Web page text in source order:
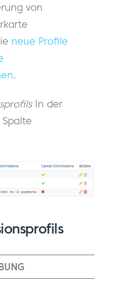
von
neue Profile
.
In der